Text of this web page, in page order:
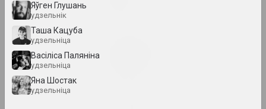
Яўген Глушань
удзельнік
Таша Кацуба
удзельніца
Васіліса Паляніна
удзельніца
Яна Шостак
удзельніца